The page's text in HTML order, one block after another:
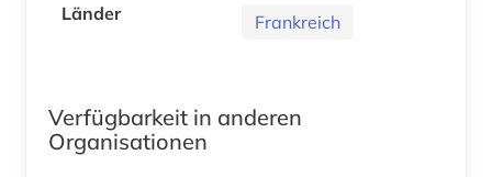
Länder Frankreich
Verfügbarkeit in anderen
Organisationen